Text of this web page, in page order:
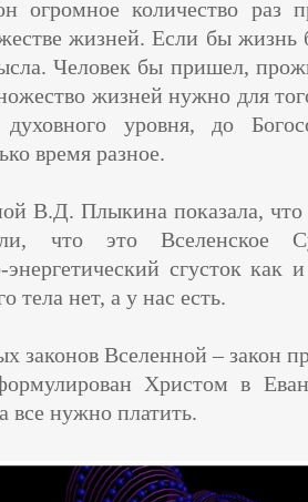
огромное количество
жизней. Если бы жизнь
Человек бы пришел,
жизней нужно для
духовного уровня, до
время разное.
В.Д. Плыкина показала,
что это Вселенское
сгусток как
тела нет, а у нас есть.
законов Вселенной – закон
Христом в
все нужно платить.